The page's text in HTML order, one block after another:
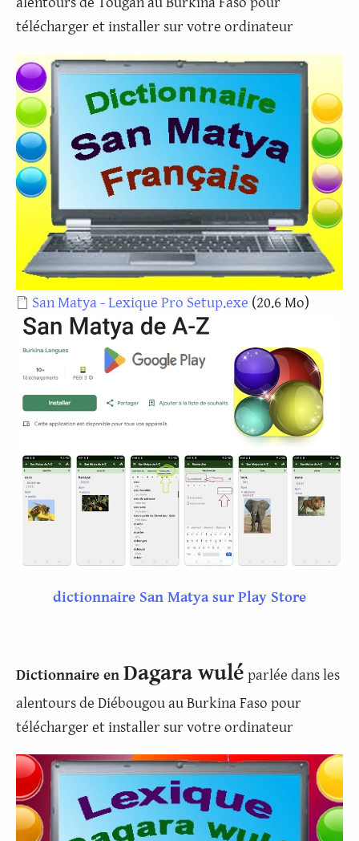
télécharger et installer sur votre ordinateur
Document
San Matya - Lexique Pro Setup.exe (20.6 Mo)
dictionnaire San Matya sur Play Store
Dictionnaire en Dagara wulé parlée dans les
alentours de Diébougou au Burkina Faso pour
télécharger et installer sur votre ordinateur